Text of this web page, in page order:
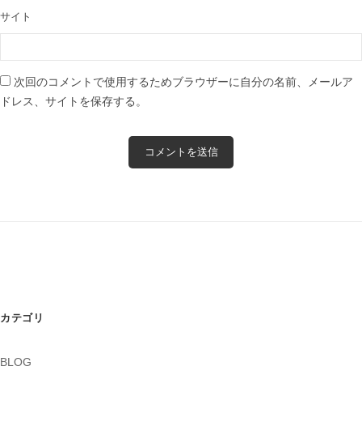
サイト
次回のコメントで使用するためブラウザーに自分の名前、メールア
ドレス、サイトを保存する。
カテゴリ
BLOG